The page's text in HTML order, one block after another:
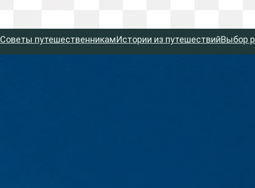
Советы путешественникамИстории из путешествийВыбор